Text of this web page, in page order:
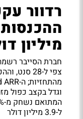
רדוור
מיליון
צפי ל-28
וגדל בקצב כפול
ל-3.9 מיליון דולר